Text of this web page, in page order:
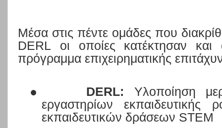
Μέσα στις πέντε ομάδες που
DERL οι οποίες κατέκτησαν
πρόγραμμα επιχειρηματικής
● DERL: Υλοποίηση
εργαστηρίων εκπαιδευτικής
εκπαιδευτικών δράσεων STEM